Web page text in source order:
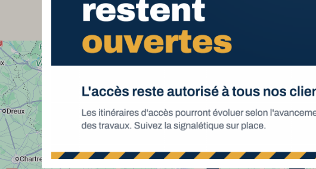
Achat en ligne ou en
concessions